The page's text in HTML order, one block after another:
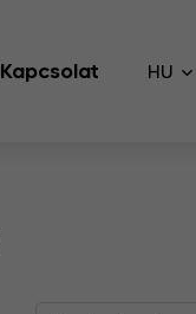
Kapcsolat HU